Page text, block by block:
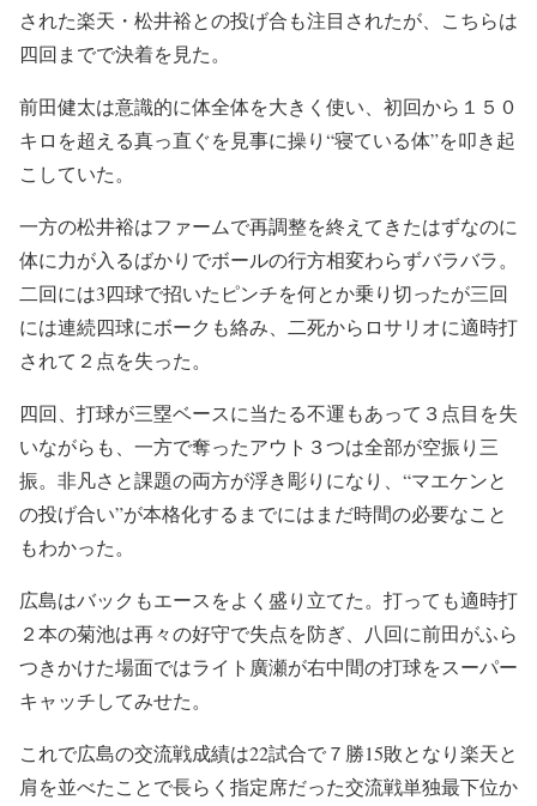
された楽天・松井裕との投げ合も注目されたが、こちらは
四回までで決着を見た。
前田健太は意識的に体全体を大きく使い、初回から１５０
キロを超える真っ直ぐを見事に操り“寝ている体”を叩き起
こしていた。
一方の松井裕はファームで再調整を終えてきたはずなのに
体に力が入るばかりでボールの行方相変わらずバラバラ。
二回には3四球で招いたピンチを何とか乗り切ったが三回
には連続四球にボークも絡み、二死からロサリオに適時打
されて２点を失った。
四回、打球が三塁ベースに当たる不運もあって３点目を失
いながらも、一方で奪ったアウト３つは全部が空振り三
振。非凡さと課題の両方が浮き彫りになり、“マエケンと
の投げ合い”が本格化するまでにはまだ時間の必要なこと
もわかった。
広島はバックもエースをよく盛り立てた。打っても適時打
２本の菊池は再々の好守で失点を防ぎ、八回に前田がふら
つきかけた場面ではライト廣瀬が右中間の打球をスーパー
キャッチしてみせた。
これで広島の交流戦成績は22試合で７勝15敗となり楽天と
肩を並べたことで長らく指定席だった交流戦単独最下位か